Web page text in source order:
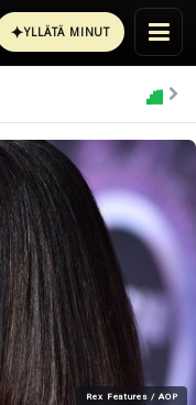
✦YLLÄTÄ MINUT
Rex Features / AOP